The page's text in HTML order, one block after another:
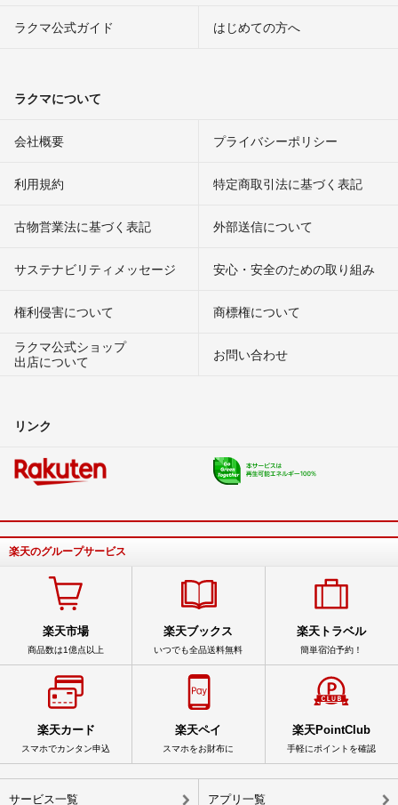
ラクマ公式ガイド はじめての方へ
ラクマについて
会社概要 プライバシーポリシー
利用規約 特定商取引法に基づく表記
古物営業法に基づく表記 外部送信について
サステナビリティメッセージ 安心・安全のための取り組み
権利侵害について
商標権について
ラクマ公式ショップ
出店について
お問い合わせ
リンク
楽天のグループサービス
楽天市場
商品数は1億点以上
楽天ブックス
いつでも全品送料無料
楽天トラベル
簡単宿泊予約！
楽天カード
スマホでカンタン申込
楽天ペイ
スマホをお財布に
楽天PointClub
手軽にポイントを確認
サービス一覧 アプリ一覧